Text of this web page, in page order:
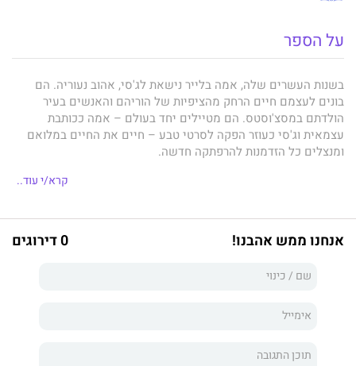
על הספר
בשנות העשרים שלה, אמה בלייר נישאת לג'סי, אהוב נעוריה. הם
בונים לעצמם חיים הרחק מהציפיות של הוריהם והאנשים בעיר
הולדתם במסצ'וסטס. הם מטיילים יחד בעולם – אמה ככותבת
עצמאית וג'סי כעוזר הפקה לסרטי טבע – חיים את החיים במלואם
ומנצלים כל הזדמנות להרפתקה חדשה.
והמסוק שבו הוא טס נעלם מעל האוקיינוס השקט. סתם כך,
אמה חוזרת הביתה בניסיון לאחות את השברים.
כעבור מספר שנים, כשהיא כבר בשנות השלושים שלה, פוגשת אמה
חבר מהעבר, סאם, ומתאהבת שוב.
כשהיא וסאם מתארסים, נראה כי היא זוכה להזדמנות שנייה להיות
מאושרת.
עכשיו יש לאמה בעל וארוס.
קרא/י עוד..
אנחנו ממש אהבנו! 0 דירוגים